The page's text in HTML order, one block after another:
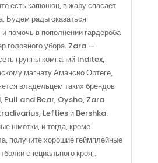
есть капюшон, в жару спасает
Будем рады оказаться
помочь в пополнении гардероба
головного убора. Zara —
группы компаний Inditex,
магнату Амансио Ортеге,
владельцем таких брендов
Pull and Bear, Oysho, Zara
Lefties и Bershka.
шмотки, и тогда, кроме
получите хорошие геймплейные
специального кроя;.